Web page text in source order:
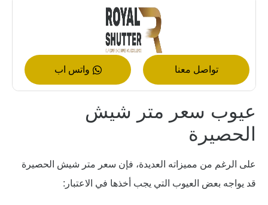
تواصل معنا واتس اب
عيوب سعر متر شيش
الحصيرة
على الرغم من مميزاته العديدة، فإن سعر متر شيش الحصيرة
قد يواجه بعض العيوب التي يجب أخذها في الاعتبار: